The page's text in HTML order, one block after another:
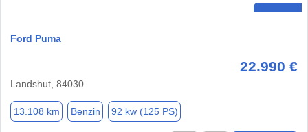
Ford Puma
22.990 €
Landshut, 84030
13.108 km Benzin 92 kw (125 PS)